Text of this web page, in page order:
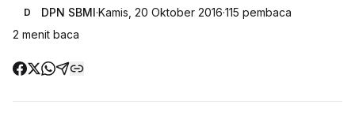
D DPN SBMI·Kamis, 20 Oktober 2016·115 pembaca
2 menit baca